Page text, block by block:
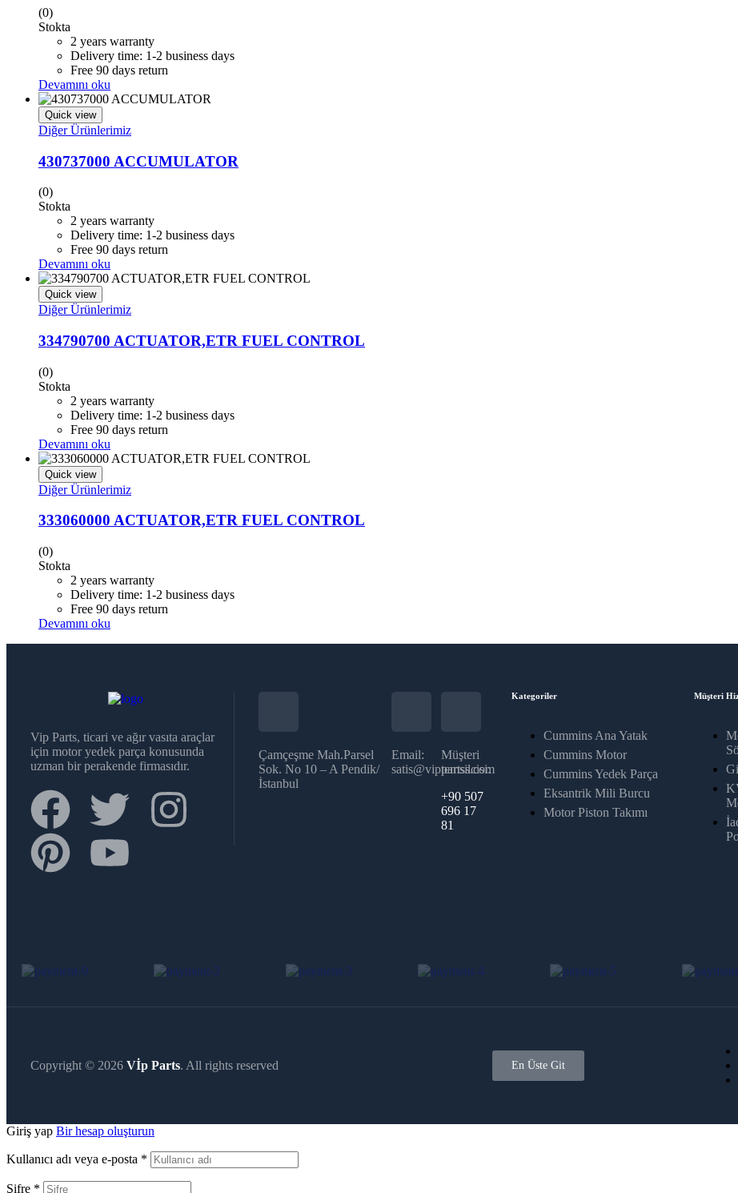
(0)
Stokta
2 years warranty
Delivery time: 1-2 business days
Free 90 days return
Devamını oku
Quick view
Diğer Ürünlerimiz
430737000 ACCUMULATOR
(0)
Stokta
2 years warranty
Delivery time: 1-2 business days
Free 90 days return
Devamını oku
Quick view
Diğer Ürünlerimiz
334790700 ACTUATOR,ETR FUEL CONTROL
(0)
Stokta
2 years warranty
Delivery time: 1-2 business days
Free 90 days return
Devamını oku
Quick view
Diğer Ürünlerimiz
333060000 ACTUATOR,ETR FUEL CONTROL
(0)
Stokta
2 years warranty
Delivery time: 1-2 business days
Free 90 days return
Devamını oku
Vip Parts, ticari ve ağır vasıta araçlar
için motor yedek parça konusunda
uzman bir perakende firmasıdır.
Çamçeşme Mah.Parsel
Sok. No 10 – A Pendik/
İstanbul
Email:
satis@vippartss.com
Müşteri
temsilcisi:
+90 507
696 17
81
Kategoriler
Cummins Ana Yatak
Cummins Motor
Cummins Yedek Parça
Eksantrik Mili Burcu
Motor Piston Takımı
Müşteri
Copyright © 2026 Vİp Parts. All rights reserved En Üste Git
Giriş yap Bir hesap oluşturun
Kullanıcı adı veya e-posta *
Şifre *